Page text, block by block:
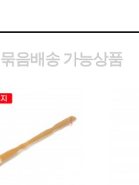
묶음배송 가능상품